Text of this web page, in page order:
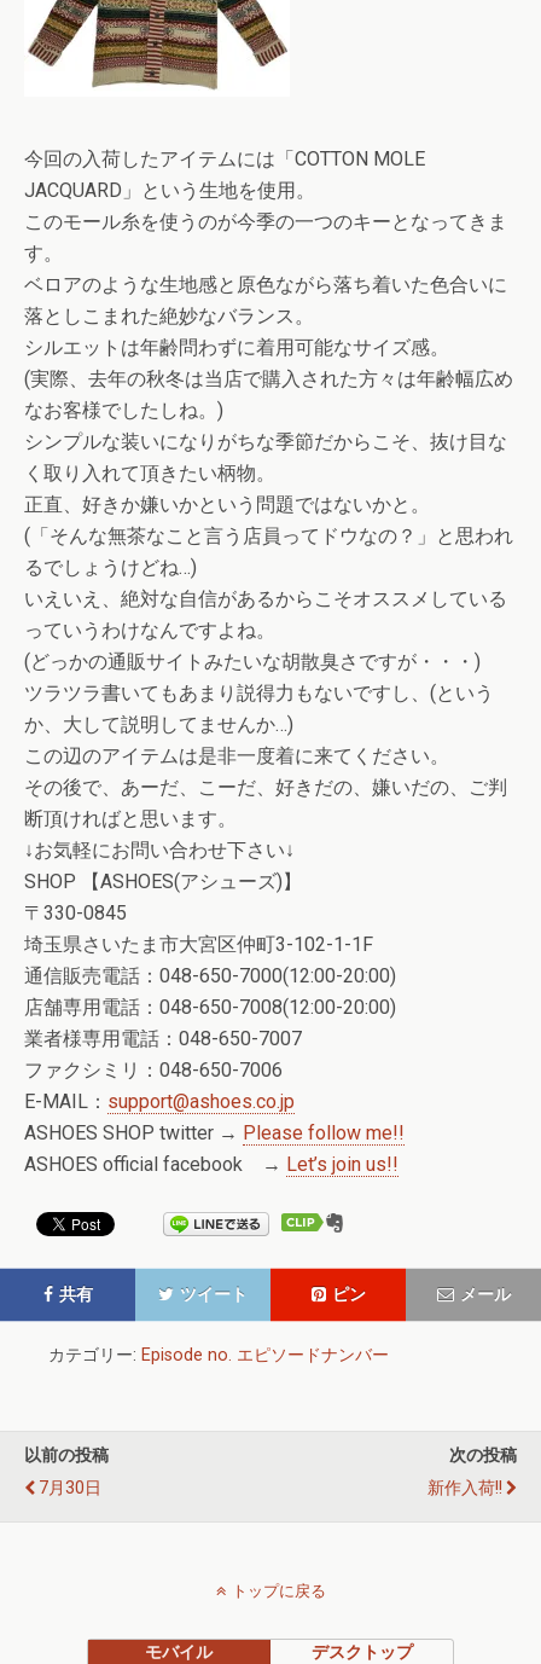
今回の入荷したアイテムには「COTTON MOLE
JACQUARD」という生地を使用。
このモール糸を使うのが今季の一つのキーとなってきま
す。
ベロアのような生地感と原色ながら落ち着いた色合いに
落としこまれた絶妙なバランス。
シルエットは年齢問わずに着用可能なサイズ感。
(実際、去年の秋冬は当店で購入された方々は年齢幅広め
なお客様でしたしね。)
シンプルな装いになりがちな季節だからこそ、抜け目な
く取り入れて頂きたい柄物。
正直、好きか嫌いかという問題ではないかと。
(「そんな無茶なこと言う店員ってドウなの？」と思われ
るでしょうけどね…)
いえいえ、絶対な自信があるからこそオススメしている
っていうわけなんですよね。
(どっかの通販サイトみたいな胡散臭さですが・・・)
ツラツラ書いてもあまり説得力もないですし、(という
か、大して説明してませんか…)
この辺のアイテムは是非一度着に来てください。
その後で、あーだ、こーだ、好きだの、嫌いだの、ご判
断頂ければと思います。
↓お気軽にお問い合わせ下さい↓
SHOP 【ASHOES(アシューズ)】
〒330-0845
埼玉県さいたま市大宮区仲町3-102-1-1F
通信販売電話：048-650-7000(12:00-20:00)
店舗専用電話：048-650-7008(12:00-20:00)
業者様専用電話：048-650-7007
ファクシミリ：048-650-7006
E-MAIL： support@ashoes.co.jp
ASHOES SHOP twitter → Please follow me!!
ASHOES official facebook → Let’s join us!!
共有 ツイート ピン メール
カテゴリー: Episode no. エピソードナンバー
以前の投稿
7月30日
次の投稿
新作入荷!!
トップに戻る
モバイル デスクトップ